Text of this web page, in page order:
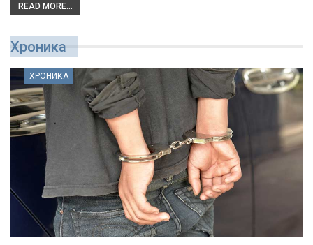
READ MORE...
Хроника
ХРОНИКА